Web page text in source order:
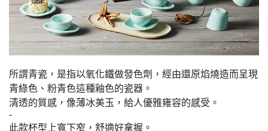
所謂青瓷，是指以氧化鐵做發色劑，經由還原焰燒造而呈現
青綠色、粉青色這種釉色的瓷器。
清透的質感，像薄冰美玉，給人優雅雍容的感受。
-
此款杯型上寬下窄，舒適好拿握。